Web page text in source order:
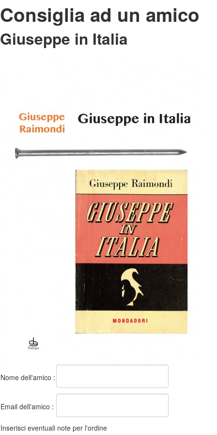
Consiglia ad un amico
Giuseppe in Italia
Nome dell'amico :
Email dell'amico :
Inserisci eventuali note per l'ordine